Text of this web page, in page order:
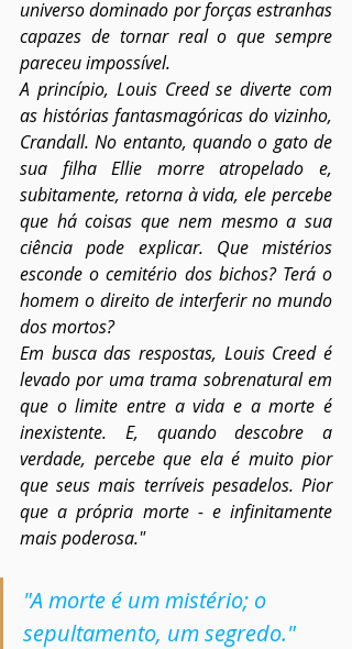
universo dominado por forças estranhas
capazes de tornar real o que sempre
pareceu impossível.
A princípio, Louis Creed se diverte com
as histórias fantasmagóricas do vizinho,
Crandall. No entanto, quando o gato de
sua filha Ellie morre atropelado e,
subitamente, retorna à vida, ele percebe
que há coisas que nem mesmo a sua
ciência pode explicar. Que mistérios
esconde o cemitério dos bichos? Terá o
homem o direito de interferir no mundo
dos mortos?
Em busca das respostas, Louis Creed é
levado por uma trama sobrenatural em
que o limite entre a vida e a morte é
inexistente. E, quando descobre a
verdade, percebe que ela é muito pior
que seus mais terríveis pesadelos. Pior
que a própria morte - e infinitamente
mais poderosa."
"A morte é um mistério; o
sepultamento, um segredo."